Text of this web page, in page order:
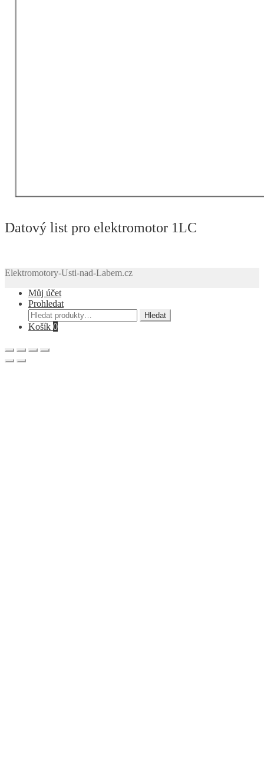
Datový list pro elektromotor 1LC
Elektromotory-Usti-nad-Labem.cz
Můj účet
Prohledat
Hledat:
Hledat
Košík 0